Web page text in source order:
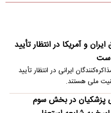
فرمان کشتار داده! چرا
بستری شد
زمان آن رسیده به خود
دوشنبه به پاکستان می‌رود
و آمریکا در انتظار تأیید
ایرانی در انتظار تأیید
ملی هستند.
پزشکیان در بخش سوم